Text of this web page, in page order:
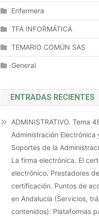
Enfermera
TFA INFORMÁTICA
TEMARIO COMÚN SAS
General
ENTRADAS RECIENTES
ADMINISTRATIVO. Tema
Administración Electrónica
Soportes de la
La firma electrónica. El
electrónico. Prestadores
certificación. Puntos de
en Andalucía (Servicios,
contenidos): Plataformas